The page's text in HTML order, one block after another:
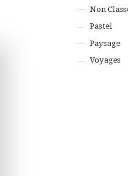
Non
Pastel
Paysage
Voyages